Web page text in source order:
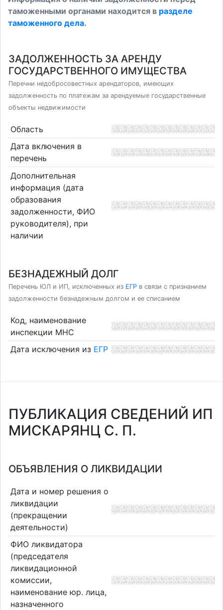
таможенными органами находится в разделе
таможенного дела.
ЗАДОЛЖЕННОСТЬ ЗА АРЕНДУ
ГОСУДАРСТВЕННОГО ИМУЩЕСТВА
Перечни недобросовестных арендаторов, имеющих
задолженность по платежам за арендуемые государственные
объекты недвижимости
Область
Дата включения в
перечень
Дополнительная
информация (дата
образования
задолженности, ФИО
руководителя), при
наличии
БЕЗНАДЕЖНЫЙ ДОЛГ
Перечень ЮЛ и ИП, исключенных из ЕГР в связи с признанием
задолженности безнадежным долгом и ее списанием
Код, наименование
инспекции МНС
Дата исключения из ЕГР
ПУБЛИКАЦИЯ СВЕДЕНИЙ ИП
МИСКАРЯНЦ С. П.
ОБЪЯВЛЕНИЯ О ЛИКВИДАЦИИ
Дата и номер решения о
ликвидации
(прекращении
деятельности)
ФИО ликвидатора
(председателя
ликвидационной
комиссии,
наименование юр. лица,
назначенного